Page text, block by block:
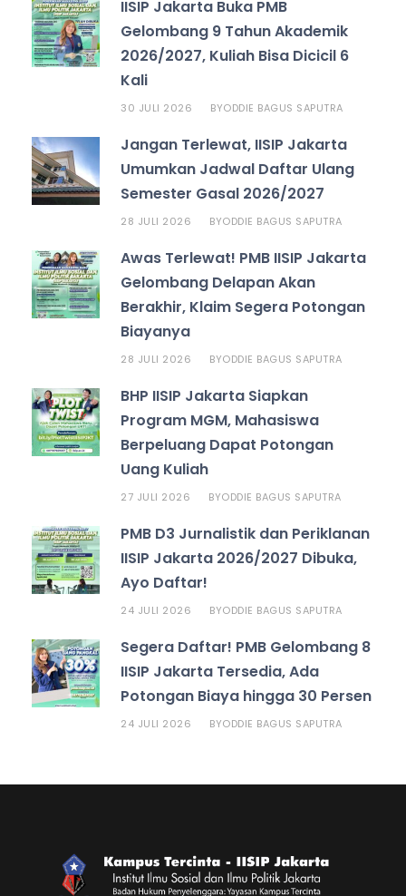
IISIP Jakarta Buka PMB
Gelombang 9 Tahun Akademik
2026/2027, Kuliah Bisa Dicicil 6
Kali
30 JULI 2026 BYODDIE BAGUS SAPUTRA
Jangan Terlewat, IISIP Jakarta
Umumkan Jadwal Daftar Ulang
Semester Gasal 2026/2027
28 JULI 2026 BYODDIE BAGUS SAPUTRA
Awas Terlewat! PMB IISIP Jakarta
Gelombang Delapan Akan
Berakhir, Klaim Segera Potongan
Biayanya
28 JULI 2026 BYODDIE BAGUS SAPUTRA
BHP IISIP Jakarta Siapkan
Program MGM, Mahasiswa
Berpeluang Dapat Potongan
Uang Kuliah
27 JULI 2026 BYODDIE BAGUS SAPUTRA
PMB D3 Jurnalistik dan Periklanan
IISIP Jakarta 2026/2027 Dibuka,
Ayo Daftar!
24 JULI 2026 BYODDIE BAGUS SAPUTRA
Segera Daftar! PMB Gelombang 8
IISIP Jakarta Tersedia, Ada
Potongan Biaya hingga 30 Persen
24 JULI 2026 BYODDIE BAGUS SAPUTRA